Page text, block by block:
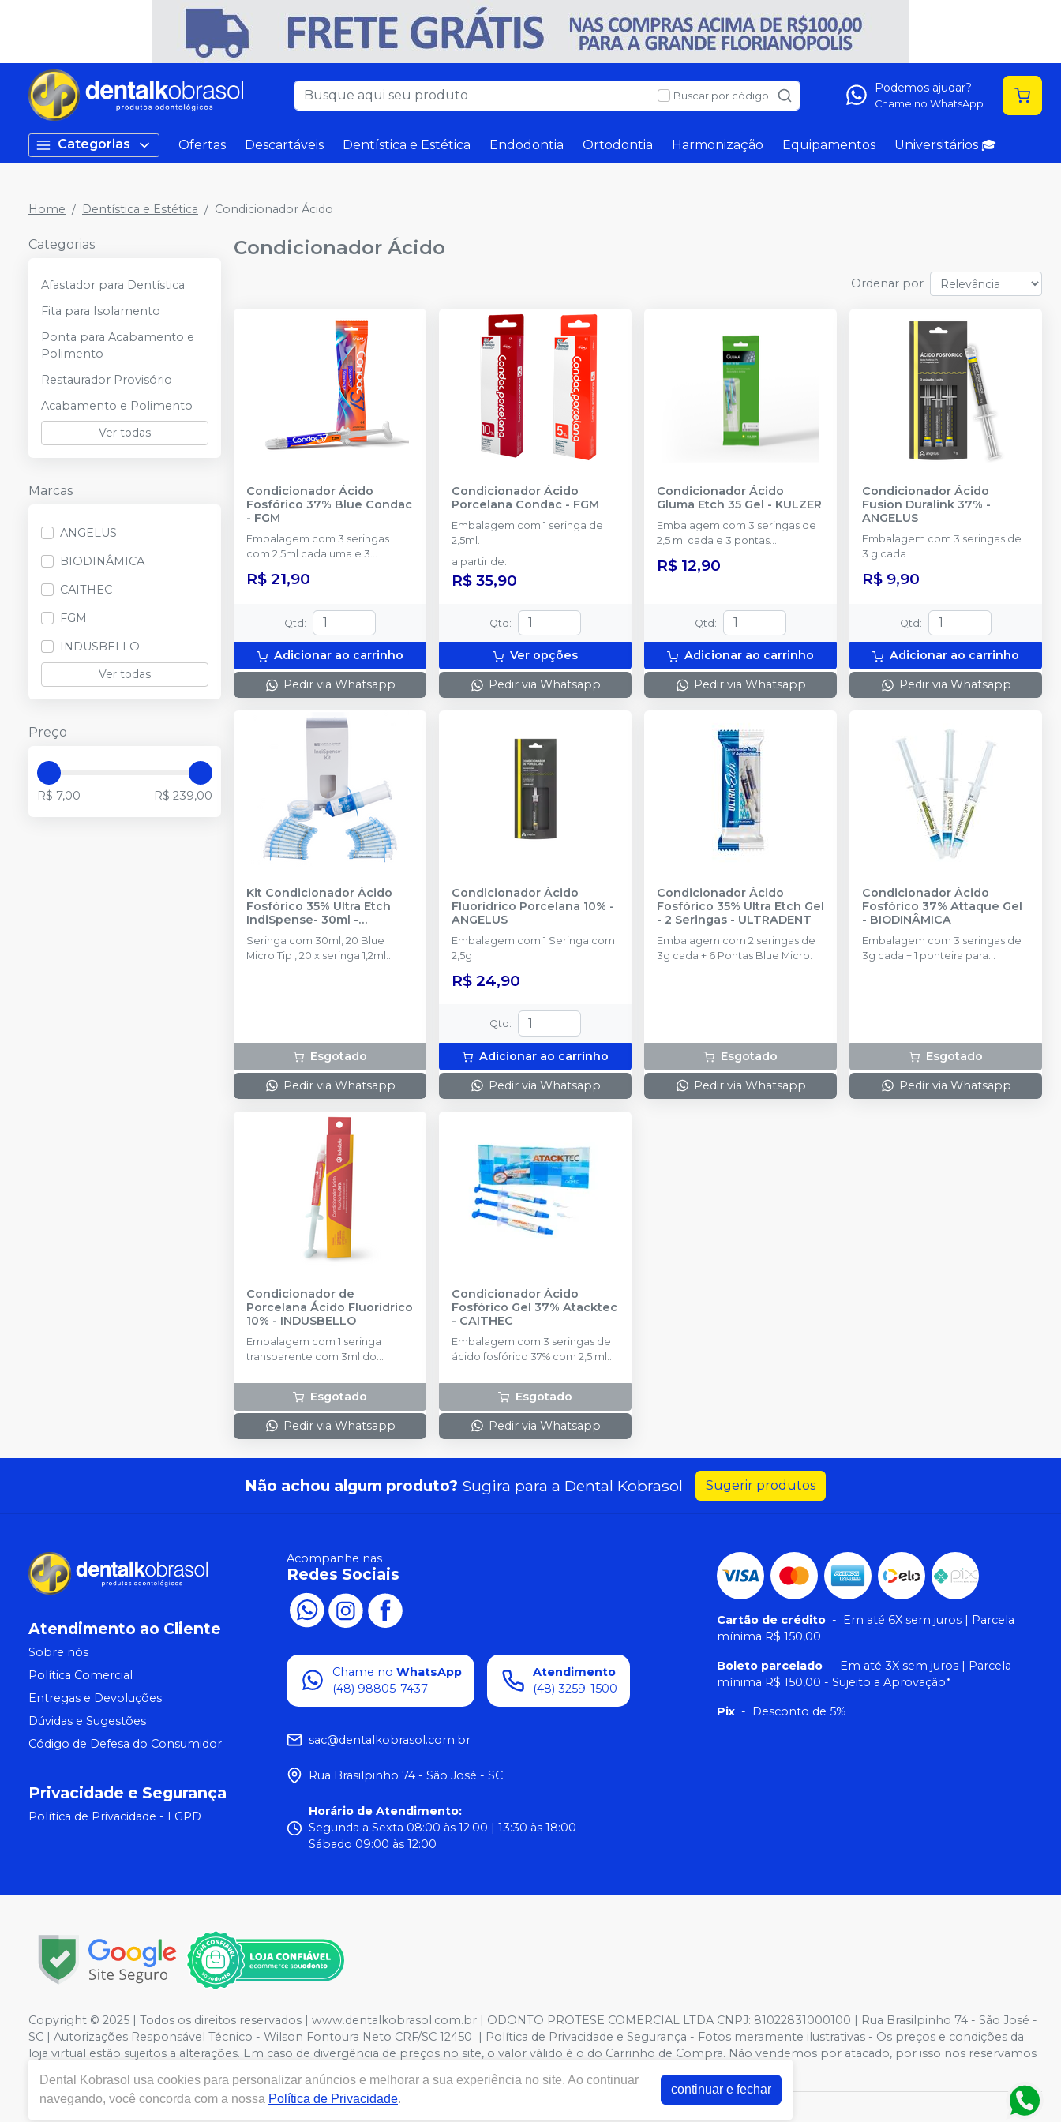
Buscar por código
Podemos ajudar?
Chame no WhatsApp
Categorias Ofertas Descartáveis Dentística e Estética Endodontia Ortodontia Harmonização Equipamentos Universitários 🎓
Home Dentística e Estética Condicionador Ácido
Categorias
Afastador para Dentística
Fita para Isolamento
Ponta para Acabamento e
Polimento
Restaurador Provisório
Acabamento e Polimento
Ver todas
Marcas
ANGELUS
BIODINÂMICA
CAITHEC
FGM
INDUSBELLO
Ver todas
Preço
R$ 7,00 R$ 239,00
Condicionador Ácido
Ordenar por
Condicionador Ácido
Fosfórico 37% Blue Condac
- FGM
Embalagem com 3 seringas
com 2,5ml cada uma e 3
ponteiras para aplicação.
R$ 21,90
Qtd:
Adicionar ao carrinho
Pedir via Whatsapp
Condicionador Ácido
Porcelana Condac - FGM
Embalagem com 1 seringa de
2,5ml.
a partir de:
R$ 35,90
Qtd:
Ver opções
Pedir via Whatsapp
Condicionador Ácido
Gluma Etch 35 Gel - KULZER
Embalagem com 3 seringas de
2,5 ml cada e 3 pontas
aplicadoras.
R$ 12,90
Qtd:
Adicionar ao carrinho
Pedir via Whatsapp
Condicionador Ácido
Fusion Duralink 37% -
ANGELUS
Embalagem com 3 seringas de
3 g cada
R$ 9,90
Qtd:
Adicionar ao carrinho
Pedir via Whatsapp
Kit Condicionador Ácido
Fosfórico 35% Ultra Etch
IndiSpense- 30ml -
ULTRADENT
Seringa com 30ml, 20 Blue
Micro Tip , 20 x seringa 1,2ml
Esgotado
Pedir via Whatsapp
Condicionador Ácido
Fluorídrico Porcelana 10% -
ANGELUS
Embalagem com 1 Seringa com
2,5g
R$ 24,90
Qtd :
Adicionar ao carrinho
Pedir via Whatsapp
Condicionador Ácido
Fosfórico 35% Ultra Etch Gel
- 2 Seringas - ULTRADENT
Embalagem com 2 seringas de
3g cada + 6 Pontas Blue Micro.
Esgotado
Pedir via Whatsapp
Condicionador Ácido
Fosfórico 37% Attaque Gel
- BIODINÂMICA
Embalagem com 3 seringas de
3g cada + 1 ponteira para
Esgotado
Pedir via Whatsapp
Condicionador de
Porcelana Ácido Fluorídrico
10% - INDUSBELLO
Embalagem com 1 seringa
transparente com 3ml do
transparente
Esgotado
Pedir via Whatsapp
Condicionador Ácido
Fosfórico Gel 37% Atacktec
- CAITHEC
Embalagem com 3 seringas de
ácido fosfórico 37% com 2,5 ml
Esgotado
Pedir via Whatsapp
Não achou algum produto? Sugira para a Dental Kobrasol Sugerir produtos
Atendimento ao Cliente
Sobre nós
Política Comercial
Entregas e Devoluções
Dúvidas e Sugestões
Código de Defesa do Consumidor
Privacidade e Segurança
Política de Privacidade - LGPD
Acompanhe nas
Redes Sociais
Chame no WhatsApp
(48) 98805-7437
Atendimento
(48) 3259-1500
sac@dentalkobrasol.com.br
Rua Brasilpinho 74 - São José - SC
Horário de Atendimento:
Segunda a Sexta 08:00 às 12:00 | 13:30 às 18:00
Sábado 09:00 às 12:00
Cartão de crédito - Em até 6X sem juros | Parcela
mínima R$ 150,00
Boleto parcelado - Em até 3X sem juros | Parcela
mínima R$ 150,00 - Sujeito a Aprovação*
Pix - Desconto de 5%
Copyright © 2025 | Todos os direitos reservados | www.dentalkobrasol.com.br | ODONTO PROTESE COMERCIAL LTDA CNPJ: 81022831000100 | Rua Brasilpinho 74 - São José -
SC | Autorizações Responsável Técnico - Wilson Fontoura Neto CRF/SC 12450 | Política de Privacidade e Segurança - Fotos meramente ilustrativas - Os preços e condições da
loja virtual estão sujeitos a alterações. Em caso de divergência de preços no site, o valor válido é o do Carrinho de Compra. Não vendemos por atacado, por isso nos reservamos
Dental Kobrasol usa cookies para personalizar anúncios e melhorar a sua experiência no site. Ao continuar
navegando, você concorda com a nossa Política de Privacidade.
continuar e fechar